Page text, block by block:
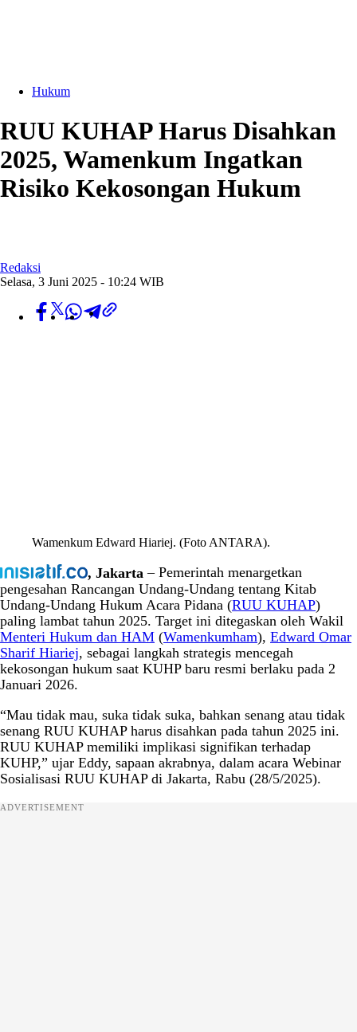
Hukum
RUU KUHAP Harus Disahkan
2025, Wamenkum Ingatkan
Risiko Kekosongan Hukum
Redaksi
Selasa, 3 Juni 2025 - 10:24 WIB
Wamenkum Edward Hiariej. (Foto ANTARA).
, Jakarta – Pemerintah menargetkan
pengesahan Rancangan Undang-Undang tentang Kitab
Undang-Undang Hukum Acara Pidana (RUU KUHAP)
paling lambat tahun 2025. Target ini ditegaskan oleh Wakil
Menteri Hukum dan HAM (Wamenkumham), Edward Omar
Sharif Hiariej, sebagai langkah strategis mencegah
kekosongan hukum saat KUHP baru resmi berlaku pada 2
Januari 2026.
“Mau tidak mau, suka tidak suka, bahkan senang atau tidak
senang RUU KUHAP harus disahkan pada tahun 2025 ini.
RUU KUHAP memiliki implikasi signifikan terhadap
KUHP,” ujar Eddy, sapaan akrabnya, dalam acara Webinar
Sosialisasi RUU KUHAP di Jakarta, Rabu (28/5/2025).
ADVERTISEMENT